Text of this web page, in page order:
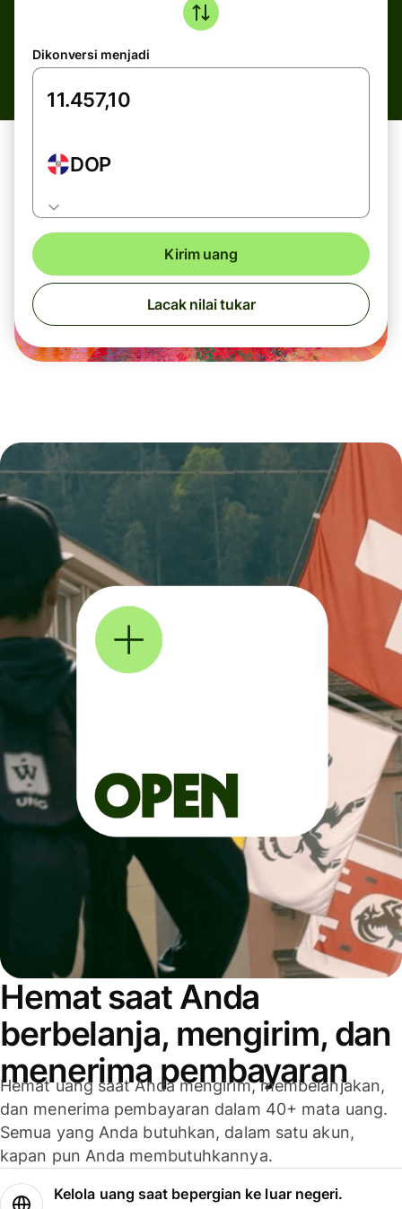
Dikonversi menjadi
DOP
Kirim uang
Lacak nilai tukar
Hemat saat Anda
berbelanja, mengirim, dan
menerima pembayaran
Hemat uang saat Anda mengirim, membelanjakan,
dan menerima pembayaran dalam 40+ mata uang.
Semua yang Anda butuhkan, dalam satu akun,
kapan pun Anda membutuhkannya.
Kelola uang saat bepergian ke luar negeri.